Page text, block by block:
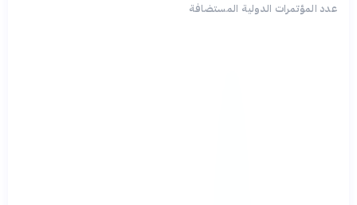
عدد المؤتمرات الدولية المستضافة